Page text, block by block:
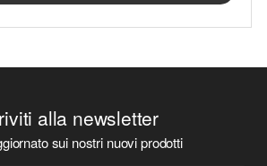
alla newsletter
sui nostri nuovi prodotti